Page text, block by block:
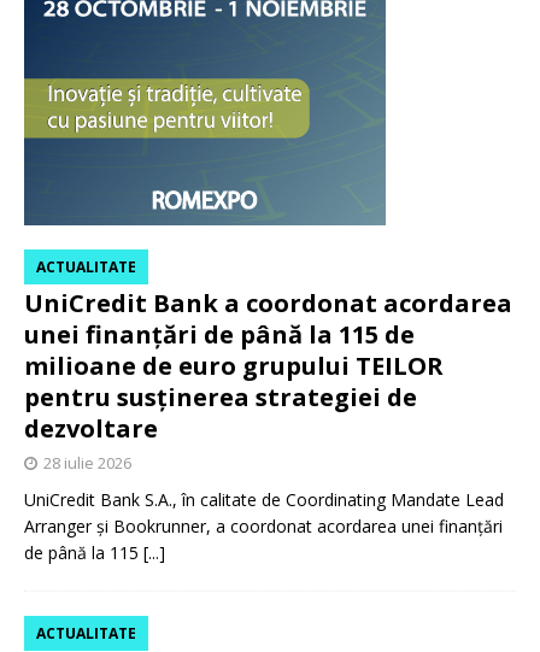
UniCredit Bank a coordonat acordarea
unei finanțări de până la 115 de
milioane de euro grupului TEILOR
pentru susținerea strategiei de
dezvoltare
ACTUALITATE
28 iulie 2026
UniCredit Bank S.A., în calitate de Coordinating Mandate Lead
Arranger și Bookrunner, a coordonat acordarea unei finanțări
de până la 115 [...]
ACTUALITATE